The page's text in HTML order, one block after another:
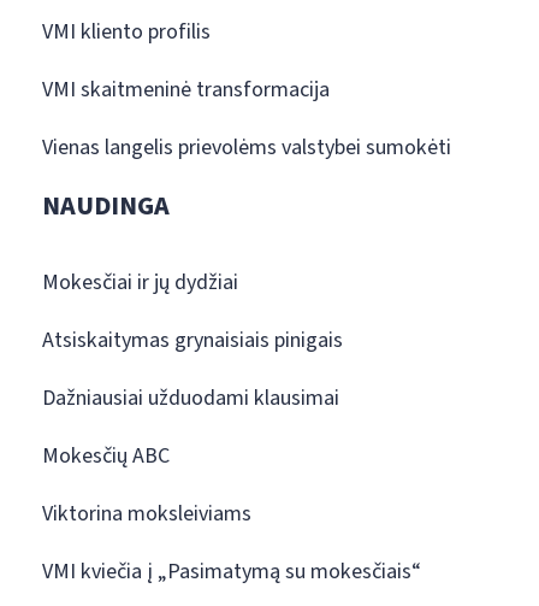
VMI kliento profilis
VMI skaitmeninė transformacija
Vienas langelis prievolėms valstybei sumokėti
NAUDINGA
Mokesčiai ir jų dydžiai
Atsiskaitymas grynaisiais pinigais
Dažniausiai užduodami klausimai
Mokesčių ABC
Viktorina moksleiviams
VMI kviečia į „Pasimatymą su mokesčiais“